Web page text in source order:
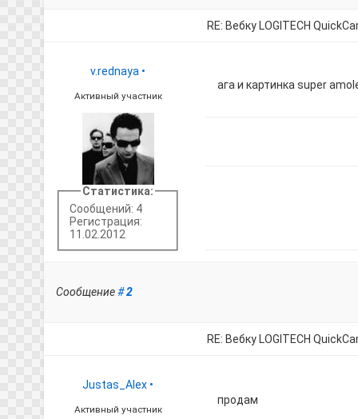
RE: Вебку LOGITECH
v.rednaya •
Активный участник
Статистика:
Сообщений: 4
Регистрация:
11.02.2012
ага и картинка super
Сообщение#2
RE: Вебку LOGITECH
Justas_Alex •
Активный участник
продам